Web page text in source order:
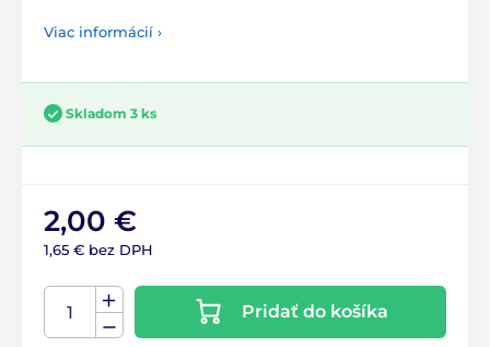
Viac informácií ›
Skladom 3 ks
2,00 €
1,65 € bez DPH
Pridať do košíka